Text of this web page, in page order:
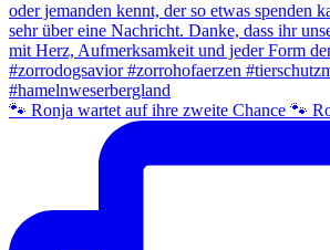
🐾 Ronja wartet auf ihre zweite Chance 🐾